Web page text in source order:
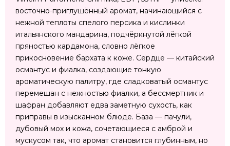
восточно-приглушённый аромат, начинающийся с
нежной теплоты спелого персика и кислинки
итальянского мандарина, подчёркнутой лёгкой
пряностью кардамона, словно лёгкое
прикосновение бархата к коже. Сердце — китайский
османтус и фиалка, создающие тонкую
ароматическую палитру, где сладковатый османтус
перемешан с нежностью фиалки, а бессмертник и
шафран добавляют едва заметную сухость, как
приправы в изысканном блюде. База — пачули,
дубовый мох и кожа, сочетающиеся с амброй и
мускусом так, что аромат становится глубинным, но